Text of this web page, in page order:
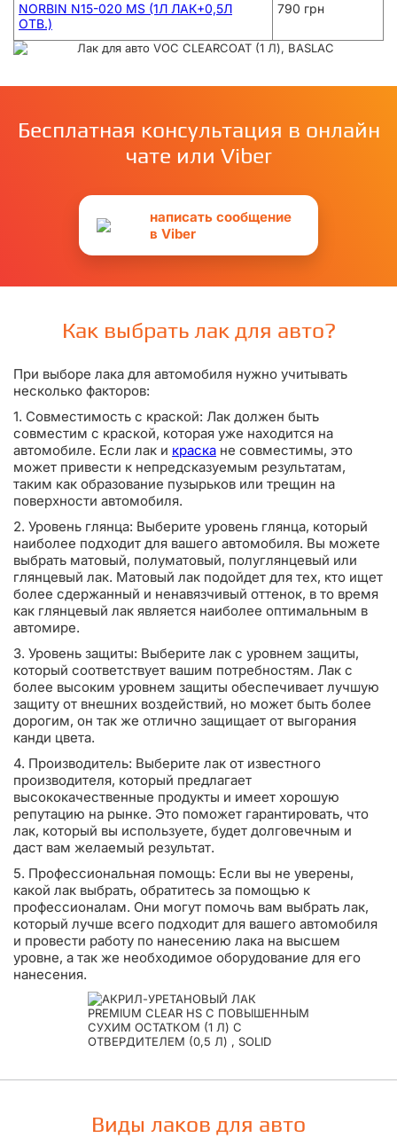
NORBIN N15-020 MS (1Л ЛАК+0,5Л
ОТВ.)
790 грн
Бесплатная консультация в онлайн
чате или Viber
написать сообщение
в Viber
Как выбрать лак для авто?
При выборе лака для автомобиля нужно учитывать
несколько факторов:
1. Совместимость с краской: Лак должен быть
совместим с краской, которая уже находится на
автомобиле. Если лак и краска не совместимы, это
может привести к непредсказуемым результатам,
таким как образование пузырьков или трещин на
поверхности автомобиля.
2. Уровень глянца: Выберите уровень глянца, который
наиболее подходит для вашего автомобиля. Вы можете
выбрать матовый, полуматовый, полуглянцевый или
глянцевый лак. Матовый лак подойдет для тех, кто ищет
более сдержанный и ненавязчивый оттенок, в то время
как глянцевый лак является наиболее оптимальным в
автомире.
3. Уровень защиты: Выберите лак с уровнем защиты,
который соответствует вашим потребностям. Лак с
более высоким уровнем защиты обеспечивает лучшую
защиту от внешних воздействий, но может быть более
дорогим, он так же отлично защищает от выгорания
канди цвета.
4. Производитель: Выберите лак от известного
производителя, который предлагает
высококачественные продукты и имеет хорошую
репутацию на рынке. Это поможет гарантировать, что
лак, который вы используете, будет долговечным и
даст вам желаемый результат.
5. Профессиональная помощь: Если вы не уверены,
какой лак выбрать, обратитесь за помощью к
профессионалам. Они могут помочь вам выбрать лак,
который лучше всего подходит для вашего автомобиля
и провести работу по нанесению лака на высшем
уровне, а так же необходимое оборудование для его
нанесения.
Виды лаков для авто